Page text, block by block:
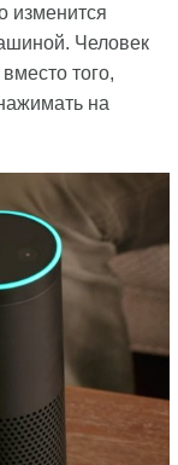
изменится
Человек
того,
на